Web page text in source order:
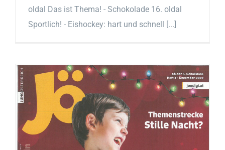
oldal Das ist Thema! - Schokolade 16. oldal
Sportlich! - Eishockey: hart und schnell [...]